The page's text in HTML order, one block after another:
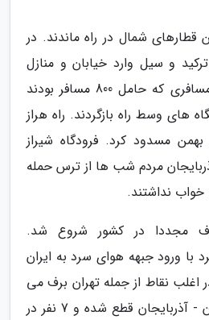
قطارهای شمال در راه ماندند. در
و سیل وارد خیابان و منازل
مردم شد. به قطارهای مسافری که حامل 800 مسافر بودند
های وسط راه بازگردند. راه هراز
مسدود کرد. فرودگاه شیراز
مردم شب ها از ترس حمله
نداشتند.
مجددا در کشور شروع شد.
با ورود جبهه هوای سرد به ایران
اغلب نقاط از جمله تهران برف می
بارد. شبکه ارتباطی تهران - آذربایجان قطع شده و 7 نفر در